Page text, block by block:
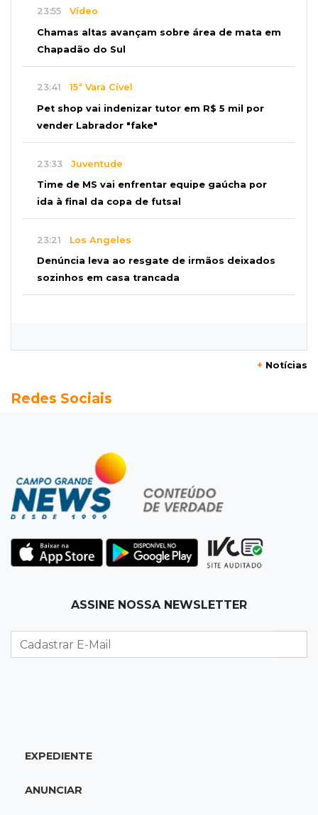
23:55 Vídeo
Chamas altas avançam sobre área de mata em
Chapadão do Sul
23:41 15ª Vara Cível
Pet shop vai indenizar tutor em R$ 5 mil por
vender Labrador "fake"
23:33 Juventude
Time de MS vai enfrentar equipe gaúcha por
ida à final da copa de futsal
23:21 Los Angeles
Denúncia leva ao resgate de irmãos deixados
sozinhos em casa trancada
formação de ciclone bomba
23:00Ideb
Chapadão do Sul
Homem é baleado após apontar revólver para
policiais militares
22:42Resumão
Palmeiras e Vasco confirmam vagas nas
Eleitorado aprova teste da urna, mas diz que
colinha será "fundamental"
Escolas municipais lideram notas do Ensino
+ Notícias
Redes Sociais
ASSINE NOSSA NEWSLETTER
EXPEDIENTE
ANUNCIAR